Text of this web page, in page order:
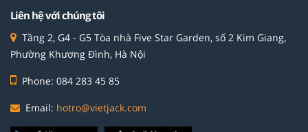
Liên hệ với chúng tôi
Tầng 2, G4 - G5 Tòa nhà Five Star Garden, số 2 Kim Giang,
Phường Khương Đình, Hà Nội
Phone: 084 283 45 85
Email: hotro@vietjack.com